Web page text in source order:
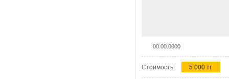
00.00.0000
Стоимость: 5 000 тг.